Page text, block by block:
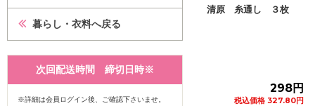
暮らし・衣料へ戻る
次回配送時間 締切日時※
※詳細は会員ログイン後、ご確認下さいませ。
清原 糸通し ３枚
298円
税込価格 327.80円